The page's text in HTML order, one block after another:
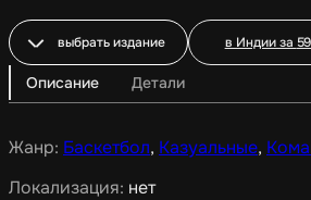
выбрать издание в Индии за
Описание Детали
Жанр: Баскетбол, Казуальные,
Локализация: нет